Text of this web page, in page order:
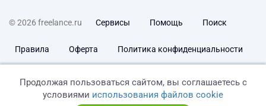
© 2026 freelance.ru Сервисы Помощь Поиск
Правила Оферта Политика конфиденциальности
Продолжая пользоваться сайтом, вы соглашаетесь с
условиями использования файлов cookie